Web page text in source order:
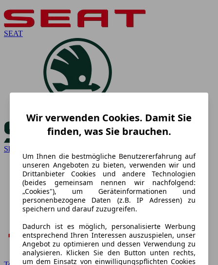
Wir verwenden Cookies. Damit Sie
finden, was Sie brauchen.
Um Ihnen die bestmögliche Benutzererfahrung auf
unseren Angeboten zu bieten, verwenden wir und
Drittanbieter Cookies und andere Technologien
(beides gemeinsam nennen wir nachfolgend:
„Cookies"), um Geräteinformationen und
personenbezogene Daten (z.B. IP Adressen) zu
speichern und darauf zuzugreifen.
Dadurch ist es möglich, personalisierte Werbung
entsprechend Ihren Interessen auszuspielen, unser
Angebot zu optimieren und dessen Verwendung zu
analysieren. Klicken Sie den Button unten rechts,
um dem Einsatz von einwilligungspflichten Cookies
SEAT
Skoda